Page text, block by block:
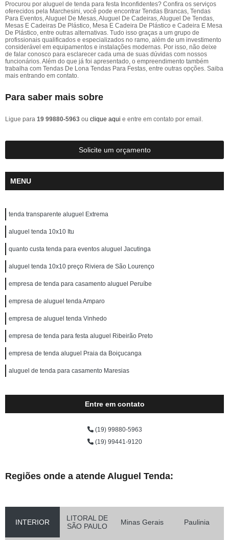
Procurou por aluguel de tenda para festa Inconfidentes? Confira os serviços
oferecidos pela Marchesini, você pode encontrar Tendas Brancas, Tendas
Para Eventos, Aluguel De Mesas, Aluguel De Cadeiras, Aluguel De Tendas,
Mesas E Cadeiras De Plástico, Mesa E Cadeira De Plástico e Cadeira E Mesa
De Plástico, entre outras alternativas. Tudo isso graças a um grupo de
profissionais qualificados e especializados no ramo, além de um investimento
considerável em equipamentos e instalações modernas. Por isso, não deixe
de falar conosco para esclarecer cada uma de suas dúvidas com nossos
funcionários. Além do que já foi apresentado, o empreendimento também
trabalha com Tendas De Lona Tendas Para Festas, entre outras opções. Saiba
mais entrando em contato.
Para saber mais sobre
Ligue para 19 99880-5963 ou clique aqui e entre em contato por email.
Solicite um orçamento
MENU
tenda transparente aluguel Extrema
aluguel tenda 10x10 Itu
quanto custa tenda para eventos aluguel Jacutinga
aluguel tenda 10x10 preço Riviera de São Lourenço
empresa de tenda para casamento aluguel Peruíbe
empresa de aluguel tenda Amparo
empresa de aluguel tenda Vinhedo
empresa de tenda para festa aluguel Ribeirão Preto
empresa de tenda aluguel Praia da Boiçucanga
aluguel de tenda para casamento Maresias
Entre em contato
(19) 99880-5963
(19) 99441-9120
Regiões onde a atende Aluguel Tenda:
INTERIOR
LITORAL DE
SÃO PAULO
Minas Gerais Paulinia